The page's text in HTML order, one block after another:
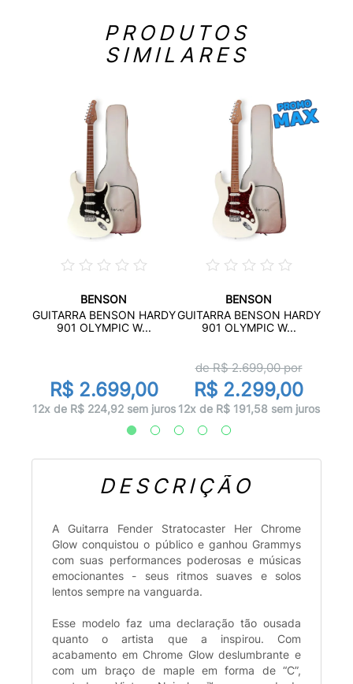
PRODUTOS
SIMILARES
BENSON
GUITARRA BENSON HARDY
901 OLYMPIC W...
R$ 2.699,00
12x de R$ 224,92 sem juros
BENSON
GUITARRA BENSON HARDY
901 OLYMPIC W...
de R$2.699,00por
R$ 2.299,00
12x de R$ 191,58 sem juros
DESCRIÇÃO
A Guitarra Fender Stratocaster Her Chrome
Glow conquistou o público e ganhou Grammys
com suas performances poderosas e músicas
emocionantes - seus ritmos suaves e solos
lentos sempre na vanguarda.
Esse modelo faz uma declaração tão ousada
quanto o artista que a inspirou. Com
acabamento em Chrome Glow deslumbrante e
com um braço de maple em forma de “C”,